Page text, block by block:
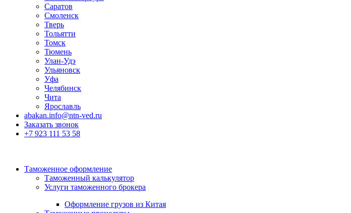
Саратов
Смоленск
Тверь
Тольятти
Томск
Тюмень
Улан-Удэ
Ульяновск
Уфа
Челябинск
Чита
Ярославль
abakan.info@ntn-ved.ru
Заказать звонок
+7 923 111 53 58
Таможенное оформление
Таможенный калькулятор
Услуги таможенного брокера
Оформление грузов из Китая